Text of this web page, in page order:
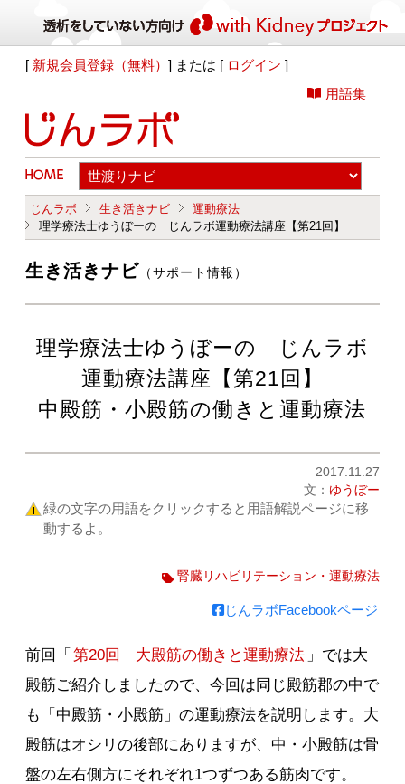
[ 新規会員登録（無料）] または [ ログイン ]
用語集
じんラボ 生き活きナビ
運動療法
理学療法士ゆうぼーの じんラボ運動療法講座【第21回】
生き活きナビ （サポート情報）
理学療法士ゆうぼーの じんラボ
運動療法講座【第21回】
中殿筋・小殿筋の働きと運動療法
2017.11.27
文： ゆうぼー
緑の文字の用語をクリックすると用語解説ページに移
動するよ。
腎臓リハビリテーション・運動療法
じんラボFacebookページ
前回「 第20回 大殿筋の働きと運動療法 」では大
殿筋ご紹介しましたので、今回は同じ殿筋郡の中で
も「中殿筋・小殿筋」の運動療法を説明します。大
殿筋はオシリの後部にありますが、中・小殿筋は骨
盤の左右側方にそれぞれ1つずつある筋肉です。